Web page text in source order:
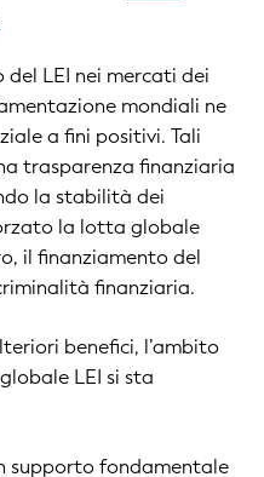
del LEI nei mercati dei
mondiali ne
a fini positivi. Tali
trasparenza finanziaria
la stabilità dei
la lotta globale
il finanziamento del
finanziaria.
benefici, l’ambito
LEI si sta
supporto fondamentale